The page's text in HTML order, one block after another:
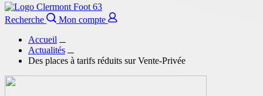
Recherche
Mon compte
Accueil
Actualités
Des places à tarifs réduits sur Vente-Privée